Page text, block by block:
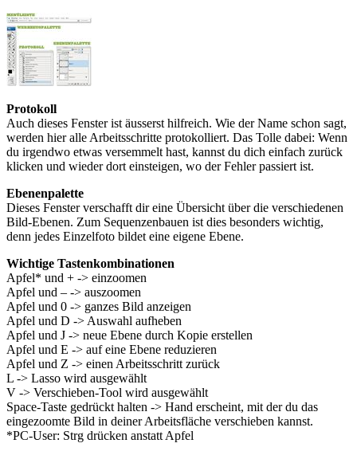
Protokoll
Auch dieses Fenster ist äusserst hilfreich. Wie der Name schon sagt,
werden hier alle Arbeitsschritte protokolliert. Das Tolle dabei: Wenn
du irgendwo etwas versemmelt hast, kannst du dich einfach zurück
klicken und wieder dort einsteigen, wo der Fehler passiert ist.
Ebenenpalette
Dieses Fenster verschafft dir eine Übersicht über die verschiedenen
Bild-Ebenen. Zum Sequenzenbauen ist dies besonders wichtig,
denn jedes Einzelfoto bildet eine eigene Ebene.
Wichtige Tastenkombinationen
Apfel* und + -> einzoomen
Apfel und – -> auszoomen
Apfel und 0 -> ganzes Bild anzeigen
Apfel und D -> Auswahl aufheben
Apfel und J -> neue Ebene durch Kopie erstellen
Apfel und E -> auf eine Ebene reduzieren
Apfel und Z -> einen Arbeitsschritt zurück
L -> Lasso wird ausgewählt
V -> Verschieben-Tool wird ausgewählt
Space-Taste gedrückt halten -> Hand erscheint, mit der du das
eingezoomte Bild in deiner Arbeitsfläche verschieben kannst.
*PC-User: Strg drücken anstatt Apfel